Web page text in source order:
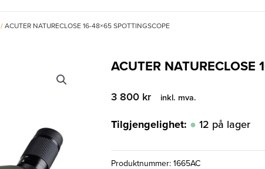
/ACUTER NATURECLOSE 16-48×65 SPOTTINGSCOPE
ACUTER NATURECLOSE
3 800 kr inkl. mva.
Tilgjengelighet: 12 på lager
Produktnummer:1665AC